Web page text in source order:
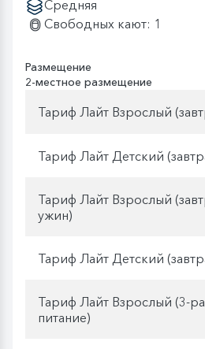
Средняя
Свободных кают: 1
Размещение
2-местное размещение
Тариф Лайт Взрослый
Тариф Лайт Детский
Тариф Лайт Взрослый
ужин)
Тариф Лайт Детский
Тариф Лайт Взрослый (3-
питание)